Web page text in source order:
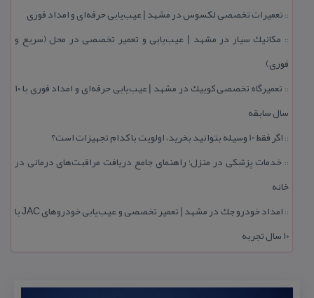
:: تعمیرات تخصصی لكسوس در مشهد | عیب‌یابی حرفه‌ای و امداد فوری
:: مكانیك سیار در مشهد | عیب‌یابی و تعمیر تخصصی در محل (سریع و
فوری)
::
تعمیرگاه تخصصی كوییك در مشهد | عیب‌یابی حرفه‌ای و امداد فوری با ۱۰
سال سابقه
:: اگر فقط 10 وسیله بتوانید بخرید، اولویت با كدام تجهیزات است؟
:: خدمات پزشكی در منزل؛ راهنمای جامع دریافت مراقبت‌های درمانی در
خانه
::
امداد خودرو جك در مشهد | تعمیر تخصصی و عیب‌یابی خودروهای JAC با
۱۰ سال تجربه